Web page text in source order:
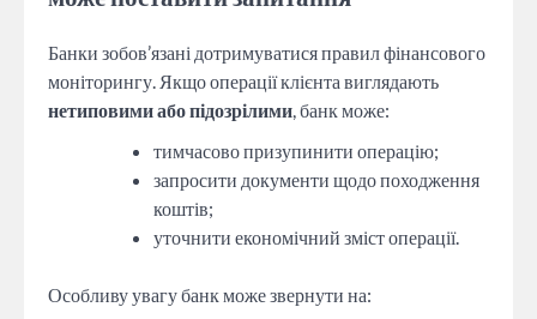
Банки зобов’язані дотримуватися правил фінансового
моніторингу. Якщо операції клієнта виглядають
нетиповими або підозрілими, банк може:
тимчасово призупинити операцію;
запросити документи щодо походження
коштів;
уточнити економічний зміст операції.
Особливу увагу банк може звернути на: